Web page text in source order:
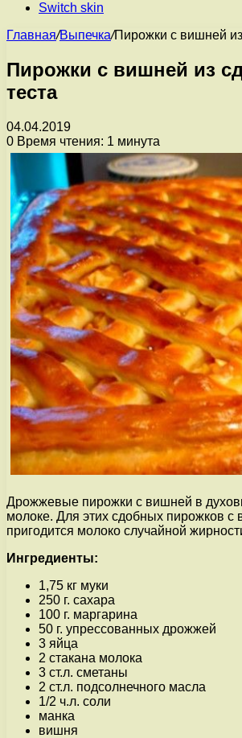
Switch skin
Главная/Выпечка/Пирожки с вишней из
Пирожки с вишней из
теста
04.04.2019
0 Время чтения: 1 минута
Дрожжевые пирожки с вишней в
молоке. Для этих сдобных пирожков с
пригодится молоко случайной
Ингредиенты:
1,75 кг муки
250 г. сахара
100 г. маргарина
50 г. упрессованных дрожжей
3 яйца
2 стакана молока
3 ст.л. сметаны
2 ст.л. подсолнечного масла
1/2 ч.л. соли
манка
вишня